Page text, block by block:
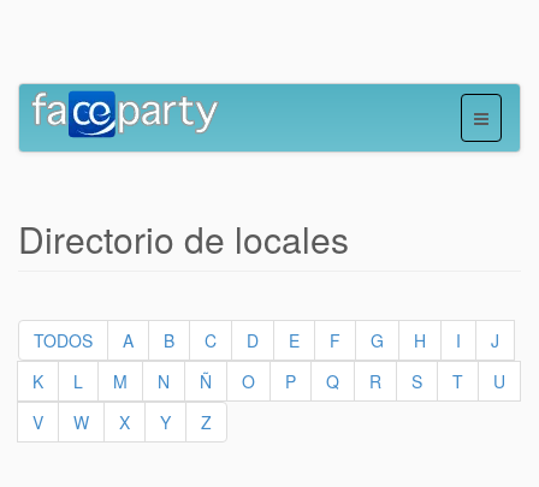
Directorio de locales
TODOS A B C D E F G H I
J
K
L M N Ñ O P Q R S T
U
V
W X Y Z